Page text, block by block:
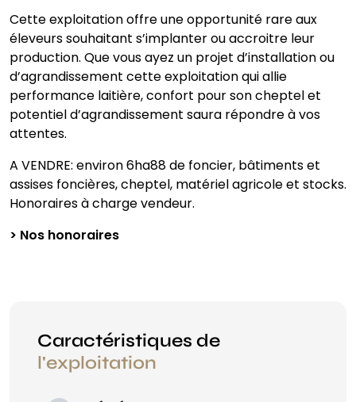
Cette exploitation offre une opportunité rare aux
éleveurs souhaitant s’implanter ou accroitre leur
production. Que vous ayez un projet d’installation ou
d’agrandissement cette exploitation qui allie
performance laitière, confort pour son cheptel et
potentiel d’agrandissement saura répondre à vos
attentes.
A VENDRE: environ 6ha88 de foncier, bâtiments et
assises foncières, cheptel, matériel agricole et stocks.
Honoraires à charge vendeur.
> Nos honoraires
Caractéristiques de
l'exploitation